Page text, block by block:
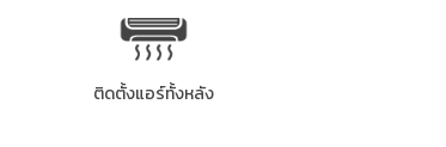
ติดตั้งแอร์ทั้งหลัง